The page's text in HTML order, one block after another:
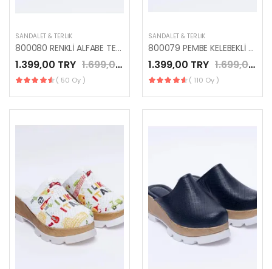
SANDALET & TERLIK
800080 RENKLİ ALFABE TEMALI ANATOMİK GERÇEK DERİ TERLİK
1.399,00 TRY 1.699,00 TRY
( 50 Oy )
SANDALET & TERLIK
800079 PEMBE KELEBEKLİ HAKİKİ DERİ ANATOMİK PLATFORM TERLİK
1.399,00 TRY 1.699,00 TRY
( 110 Oy )